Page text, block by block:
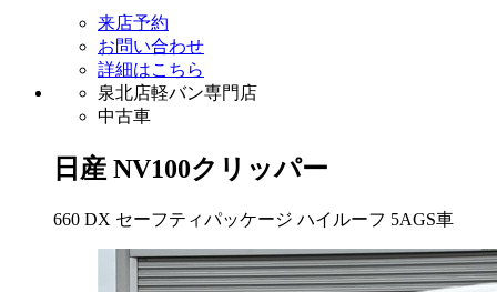
来店予約
お問い合わせ
詳細はこちら
泉北店軽バン専門店
中古車
日産 NV100クリッパー
660 DX セーフティパッケージ ハイルーフ 5AGS車